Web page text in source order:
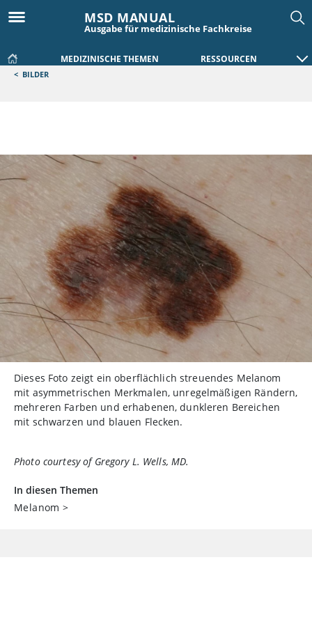
MSD MANUAL
Ausgabe für medizinische Fachkreise
MEDIZINISCHE THEMEN RESSOURCEN
< BILDER
Dieses Foto zeigt ein oberflächlich streuendes Melanom
mit asymmetrischen Merkmalen, unregelmäßigen Rändern,
mehreren Farben und erhabenen, dunkleren Bereichen
mit schwarzen und blauen Flecken.
Photo courtesy of Gregory L. Wells, MD.
In diesen Themen
Melanom >